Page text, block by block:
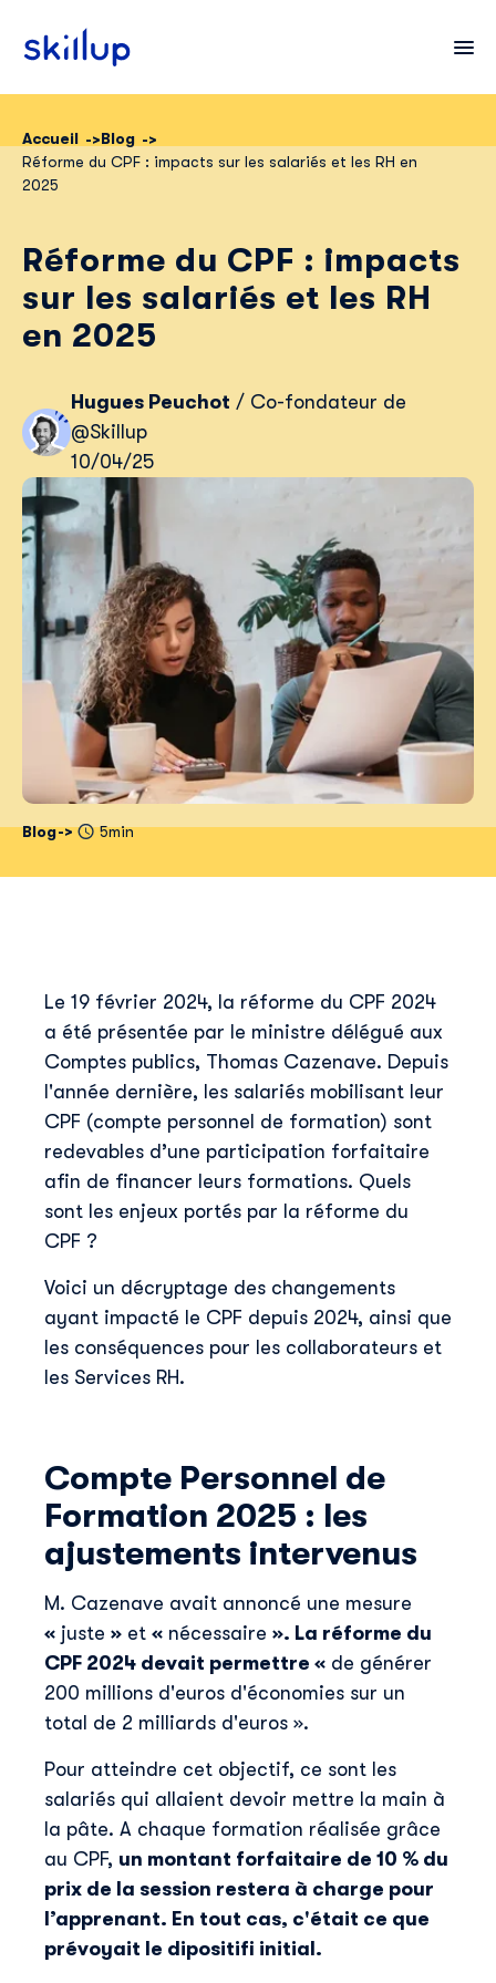
Clients
Tarifs
Accueil
Blog
Réforme du CPF : impacts sur les salariés et les RH en
2025
Blog 5min
Réforme du CPF : impacts
sur les salariés et les RH
en 2025
Hugues Peuchot / Co-fondateur de
@Skillup
10/04/25
Le 19 février 2024, la réforme du CPF 2024
a été présentée par le ministre délégué aux
Comptes publics, Thomas Cazenave. Depuis
l'année dernière, les salariés mobilisant leur
CPF (compte personnel de formation) sont
redevables d’une participation forfaitaire
afin de financer leurs formations. Quels
sont les enjeux portés par la réforme du
CPF ?
Voici un décryptage des changements
ayant impacté le CPF depuis 2024, ainsi que
les conséquences pour les collaborateurs et
les Services RH.
Compte Personnel de
Formation 2025 : les
ajustements intervenus
M. Cazenave avait annoncé une mesure
« juste » et « nécessaire ». La réforme du
CPF 2024 devait permettre « de générer
200 millions d'euros d'économies sur un
total de 2 milliards d'euros ».
Pour atteindre cet objectif, ce sont les
salariés qui allaient devoir mettre la main à
la pâte. A chaque formation réalisée grâce
au CPF, un montant forfaitaire de 10 % du
prix de la session restera à charge pour
l’apprenant. En tout cas, c'était ce que
prévoyait le dipositifi initial.